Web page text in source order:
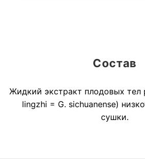
Состав
Жидкий экстракт плодовых тел
lingzhi = G. sichuanense)
сушки.